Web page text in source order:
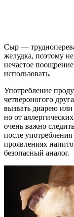
Сыр —
желудка, поэтому не
нечастое
использовать.
Употребление
четвероногого
вызвать диарею
но от
очень важно
после
проявлениях
безопасный аналог.